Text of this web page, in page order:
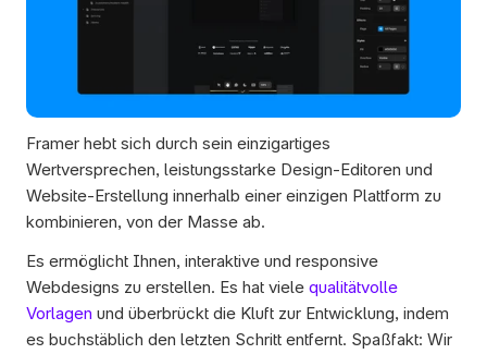
Framer hebt sich durch sein einzigartiges
Wertversprechen, leistungsstarke Design-Editoren und
Website-Erstellung innerhalb einer einzigen Plattform zu
kombinieren, von der Masse ab.
Es ermöglicht Ihnen, interaktive und responsive
Webdesigns zu erstellen. Es hat viele qualitätvolle
Vorlagen und überbrückt die Kluft zur Entwicklung, indem
es buchstäblich den letzten Schritt entfernt. Spaßfakt: Wir